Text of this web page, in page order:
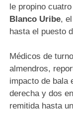
le propino
Blanco Uribe,
hasta el puesto
Médicos de
almendros,
impacto de bala
derecha y dos
remitida hasta